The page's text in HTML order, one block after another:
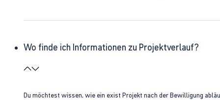
Wo finde ich Informationen zu Projektverlauf?
Du möchtest wissen, wie ein exist Projekt nach der Bewilligung